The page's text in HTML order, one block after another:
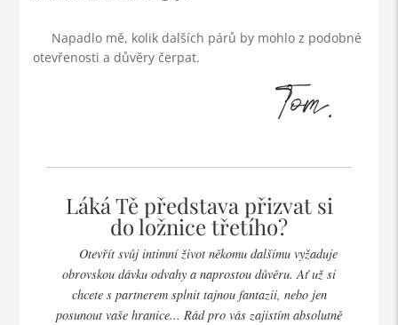
Napadlo mě, kolik dalších párů by mohlo z podobné
otevřenosti a důvěry čerpat.
Láká Tě představa přizvat si
do ložnice třetího?
Otevřít svůj intimní život někomu dalšímu vyžaduje
obrovskou dávku odvahy a naprostou důvěru. Ať už si
chcete s partnerem splnit tajnou fantazii, nebo jen
posunout vaše hranice... Rád pro vás zajistím absolutně